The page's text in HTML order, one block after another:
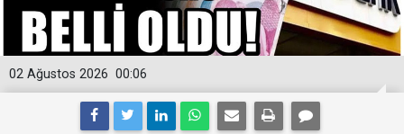
00:06
02 Ağustos 2026